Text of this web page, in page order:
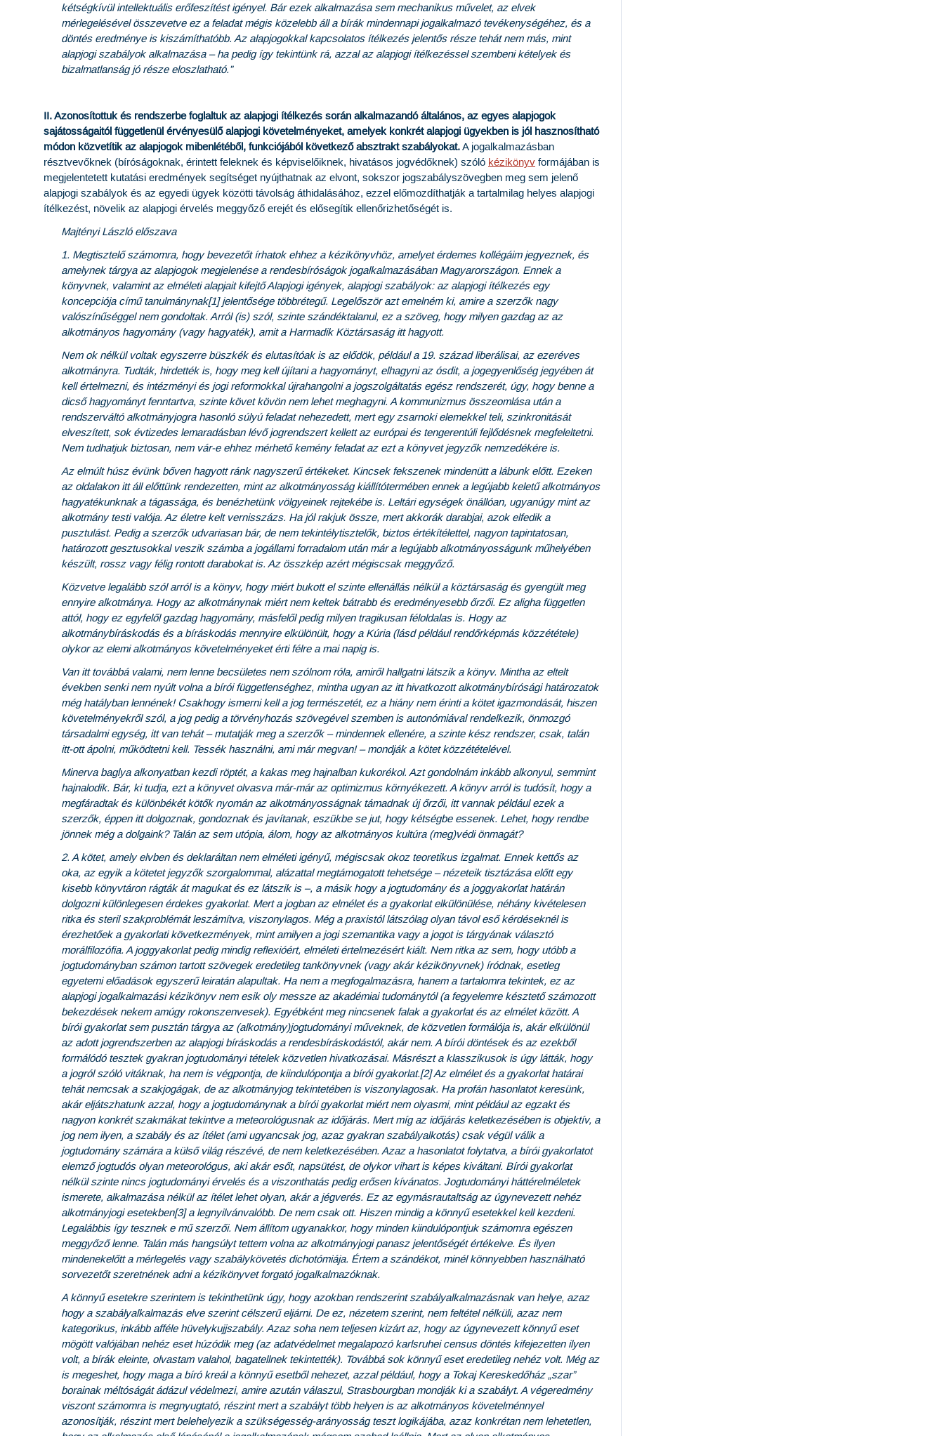
kétségkívül intellektuális erőfeszítést igényel. Bár ezek alkalmazása sem mechanikus művelet, az elvek
mérlegelésével összevetve ez a feladat mégis közelebb áll a bírák mindennapi jogalkalmazó tevékenységéhez, és a
döntés eredménye is kiszámíthatóbb. Az alapjogokkal kapcsolatos ítélkezés jelentős része tehát nem más, mint
alapjogi szabályok alkalmazása – ha pedig így tekintünk rá, azzal az alapjogi ítélkezéssel szembeni kételyek és
bizalmatlanság jó része eloszlatható.”
II. Azonosítottuk és rendszerbe foglaltuk az alapjogi ítélkezés során alkalmazandó általános, az egyes alapjogok
sajátosságaitól függetlenül érvényesülő alapjogi követelményeket, amelyek konkrét alapjogi ügyekben is jól hasznosítható
módon közvetítik az alapjogok mibenlétéből, funkciójából következő absztrakt szabályokat.A jogalkalmazásban
résztvevőknek (bíróságoknak, érintett feleknek és képviselőiknek, hivatásos jogvédőknek) szóló kézikönyv formájában is
megjelentetett kutatási eredmények segítséget nyújthatnak az elvont, sokszor jogszabályszövegben meg sem jelenő
alapjogi szabályok és az egyedi ügyek közötti távolság áthidalásához, ezzel előmozdíthatják a tartalmilag helyes alapjogi
ítélkezést, növelik az alapjogi érvelés meggyőző erejét és elősegítik ellenőrizhetőségét is.
Majtényi László előszava
1. Megtisztelő számomra, hogy bevezetőt írhatok ehhez a kézikönyvhöz, amelyet érdemes kollégáim jegyeznek, és
amelynek tárgya az alapjogok megjelenése a rendesbíróságok jogalkalmazásában Magyarországon. Ennek a
könyvnek, valamint az elméleti alapjait kifejtő Alapjogi igények, alapjogi szabályok: az alapjogi ítélkezés egy
koncepciója című tanulmánynak[1] jelentősége többrétegű. Legelőször azt emelném ki, amire a szerzők nagy
valószínűséggel nem gondoltak. Arról (is) szól, szinte szándéktalanul, ez a szöveg, hogy milyen gazdag az az
alkotmányos hagyomány (vagy hagyaték), amit a Harmadik Köztársaság itt hagyott.
Nem ok nélkül voltak egyszerre büszkék és elutasítóak is az elődök, például a 19. század liberálisai, az ezeréves
alkotmányra. Tudták, hirdették is, hogy meg kell újítani a hagyományt, elhagyni az ósdit, a jogegyenlőség jegyében át
kell értelmezni, és intézményi és jogi reformokkal újrahangolni a jogszolgáltatás egész rendszerét, úgy, hogy benne a
dicső hagyományt fenntartva, szinte követ kövön nem lehet meghagyni. A kommunizmus összeomlása után a
rendszerváltó alkotmányjogra hasonló súlyú feladat nehezedett, mert egy zsarnoki elemekkel teli, szinkronitását
elveszített, sok évtizedes lemaradásban lévő jogrendszert kellett az európai és tengerentúli fejlődésnek megfeleltetni.
Nem tudhatjuk biztosan, nem vár-e ehhez mérhető kemény feladat az ezt a könyvet jegyzők nemzedékére is.
Az elmúlt húsz évünk bőven hagyott ránk nagyszerű értékeket. Kincsek fekszenek mindenütt a lábunk előtt. Ezeken
az oldalakon itt áll előttünk rendezetten, mint az alkotmányosság kiállítótermében ennek a legújabb keletű alkotmányos
hagyatékunknak a tágassága, és benézhetünk völgyeinek rejtekébe is. Leltári egységek önállóan, ugyanúgy mint az
alkotmány testi valója. Az életre kelt vernisszázs. Ha jól rakjuk össze, mert akkorák darabjai, azok elfedik a
pusztulást. Pedig a szerzők udvariasan bár, de nem tekintélytisztelők, biztos értékítélettel, nagyon tapintatosan,
határozott gesztusokkal veszik számba a jogállami forradalom után már a legújabb alkotmányosságunk műhelyében
készült, rossz vagy félig rontott darabokat is. Az összkép azért mégiscsak meggyőző.
Közvetve legalább szól arról is a könyv, hogy miért bukott el szinte ellenállás nélkül a köztársaság és gyengült meg
ennyire alkotmánya. Hogy az alkotmánynak miért nem keltek bátrabb és eredményesebb őrzői. Ez aligha független
attól, hogy ez egyfelől gazdag hagyomány, másfelől pedig milyen tragikusan féloldalas is. Hogy az
alkotmánybíráskodás és a bíráskodás mennyire elkülönült, hogy a Kúria (lásd például rendőrképmás közzététele)
olykor az elemi alkotmányos követelményeket érti félre a mai napig is.
Van itt továbbá valami, nem lenne becsületes nem szólnom róla, amiről hallgatni látszik a könyv. Mintha az eltelt
években senki nem nyúlt volna a bírói függetlenséghez, mintha ugyan az itt hivatkozott alkotmánybírósági határozatok
még hatályban lennének! Csakhogy ismerni kell a jog természetét, ez a hiány nem érinti a kötet igazmondását, hiszen
követelményekről szól, a jog pedig a törvényhozás szövegével szemben is autonómiával rendelkezik, önmozgó
társadalmi egység, itt van tehát – mutatják meg a szerzők – mindennek ellenére, a szinte kész rendszer, csak, talán
itt-ott ápolni, működtetni kell. Tessék használni, ami már megvan! – mondják a kötet közzétételével.
Minerva baglya alkonyatban kezdi röptét, a kakas meg hajnalban kukorékol. Azt gondolnám inkább alkonyul, semmint
hajnalodik. Bár, ki tudja, ezt a könyvet olvasva már-már az optimizmus környékezett. A könyv arról is tudósít, hogy a
megfáradtak és különbékét kötők nyomán az alkotmányosságnak támadnak új őrzői, itt vannak például ezek a
szerzők, éppen itt dolgoznak, gondoznak és javítanak, eszükbe se jut, hogy kétségbe essenek. Lehet, hogy rendbe
jönnek még a dolgaink? Talán az sem utópia, álom, hogy az alkotmányos kultúra (meg)védi önmagát?
2. A kötet, amely elvben és deklaráltan nem elméleti igényű, mégiscsak okoz teoretikus izgalmat. Ennek kettős az
oka, az egyik a kötetet jegyzők szorgalommal, alázattal megtámogatott tehetsége – nézeteik tisztázása előtt egy
kisebb könyvtáron rágták át magukat és ez látszik is –, a másik hogy a jogtudomány és a joggyakorlat határán
dolgozni különlegesen érdekes gyakorlat. Mert a jogban az elmélet és a gyakorlat elkülönülése, néhány kivételesen
ritka és steril szakproblémát leszámítva, viszonylagos. Még a praxistól látszólag olyan távol eső kérdéseknél is
érezhetőek a gyakorlati következmények, mint amilyen a jogi szemantika vagy a jogot is tárgyának választó
morálfilozófia. A joggyakorlat pedig mindig reflexióért, elméleti értelmezésért kiált. Nem ritka az sem, hogy utóbb a
jogtudományban számon tartott szövegek eredetileg tankönyvnek (vagy akár kézikönyvnek) íródnak, esetleg
egyetemi előadások egyszerű leiratán alapultak. Ha nem a megfogalmazásra, hanem a tartalomra tekintek, ez az
alapjogi jogalkalmazási kézikönyv nem esik oly messze az akadémiai tudománytól (a fegyelemre késztető számozott
bekezdések nekem amúgy rokonszenvesek). Egyébként meg nincsenek falak a gyakorlat és az elmélet között. A
bírói gyakorlat sem pusztán tárgya az (alkotmány)jogtudományi műveknek, de közvetlen formálója is, akár elkülönül
az adott jogrendszerben az alapjogi bíráskodás a rendesbíráskodástól, akár nem. A bírói döntések és az ezekből
formálódó tesztek gyakran jogtudományi tételek közvetlen hivatkozásai. Másrészt a klasszikusok is úgy látták, hogy
a jogról szóló vitáknak, ha nem is végpontja, de kiindulópontja a bírói gyakorlat.[2] Az elmélet és a gyakorlat határai
tehát nemcsak a szakjogágak, de az alkotmányjog tekintetében is viszonylagosak. Ha profán hasonlatot keresünk,
akár eljátszhatunk azzal, hogy a jogtudománynak a bírói gyakorlat miért nem olyasmi, mint például az egzakt és
nagyon konkrét szakmákat tekintve a meteorológusnak az időjárás. Mert míg az időjárás keletkezésében is objektív, a
jog nem ilyen, a szabály és az ítélet (ami ugyancsak jog, azaz gyakran szabályalkotás) csak végül válik a
jogtudomány számára a külső világ részévé, de nem keletkezésében. Azaz a hasonlatot folytatva, a bírói gyakorlatot
elemző jogtudós olyan meteorológus, aki akár esőt, napsütést, de olykor vihart is képes kiváltani. Bírói gyakorlat
nélkül szinte nincs jogtudományi érvelés és a viszonthatás pedig erősen kívánatos. Jogtudományi háttérelméletek
ismerete, alkalmazása nélkül az ítélet lehet olyan, akár a jégverés. Ez az egymásrautaltság az úgynevezett nehéz
alkotmányjogi esetekben[3] a legnyilvánvalóbb. De nem csak ott. Hiszen mindig a könnyű esetekkel kell kezdeni.
Legalábbis így tesznek e mű szerzői. Nem állítom ugyanakkor, hogy minden kiindulópontjuk számomra egészen
meggyőző lenne. Talán más hangsúlyt tettem volna az alkotmányjogi panasz jelentőségét értékelve. És ilyen
mindenekelőtt a mérlegelés vagy szabálykövetés dichotómiája. Értem a szándékot, minél könnyebben használható
sorvezetőt szeretnének adni a kézikönyvet forgató jogalkalmazóknak.
A könnyű esetekre szerintem is tekinthetünk úgy, hogy azokban rendszerint szabályalkalmazásnak van helye, azaz
hogy a szabályalkalmazás elve szerint célszerű eljárni. De ez, nézetem szerint, nem feltétel nélküli, azaz nem
kategorikus, inkább afféle hüvelykujjszabály. Azaz soha nem teljesen kizárt az, hogy az úgynevezett könnyű eset
mögött valójában nehéz eset húzódik meg (az adatvédelmet megalapozó karlsruhei census döntés kifejezetten ilyen
volt, a bírák eleinte, olvastam valahol, bagatellnek tekintették). Továbbá sok könnyű eset eredetileg nehéz volt. Még az
is megeshet, hogy maga a bíró kreál a könnyű esetből nehezet, azzal például, hogy a Tokaj Kereskedőház „szar”
borainak méltóságát ádázul védelmezi, amire azután válaszul, Strasbourgban mondják ki a szabályt. A végeredmény
viszont számomra is megnyugtató, részint mert a szabályt több helyen is az alkotmányos követelménnyel
azonosítják, részint mert belehelyezik a szükségesség-arányosság teszt logikájába, azaz konkrétan nem lehetetlen,